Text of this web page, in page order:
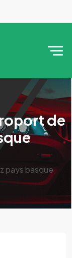
de
pays basque